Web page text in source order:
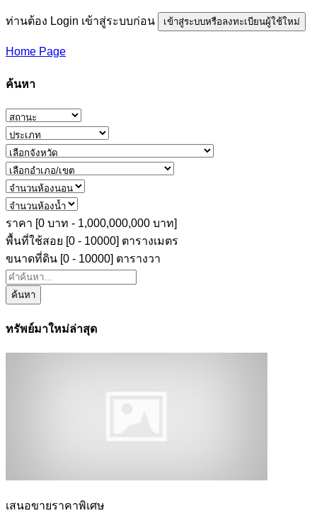
ท่านต้อง Login เข้าสู่ระบบก่อน เข้าสู่ระบบหรือลงทะเบียนผู้ใช้ใหม่
Home Page
ค้นหา
ราคา [0 บาท - 1,000,000,000 บาท]
พื้นที่ใช้สอย [0 - 10000] ตารางเมตร
ขนาดที่ดิน [0 - 10000] ตารางวา
ค้นหา
ทรัพย์มาใหม่ล่าสุด
เสนอขายราคาพิเศษ